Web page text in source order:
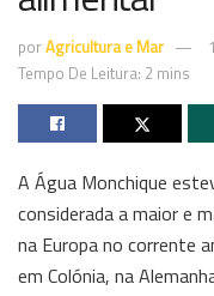
porAgricultura e Mar
Tempo De Leitura: 2 mins
A Água Monchique
considerada a maior e
na Europa no corrente
em Colónia, na